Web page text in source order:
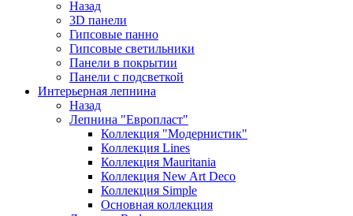
Назад
3D панели
Гипсовые панно
Гипсовые светильники
Панели в покрытии
Панели с подсветкой
Интерьерная лепнина
Назад
Лепнина "Европласт"
Коллекция "Модернистик"
Коллекция Lines
Коллекция Mauritania
Коллекция New Art Deco
Коллекция Simple
Основная коллекция